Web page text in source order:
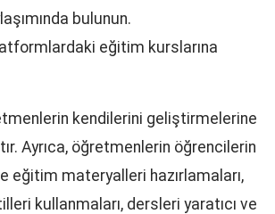
bulunun.
eğitim kurslarına
kendilerini geliştirmelerine
Ayrıca, öğretmenlerin öğrencilerin
eğitim materyalleri hazırlamaları,
kullanmaları, dersleri yaratıcı ve